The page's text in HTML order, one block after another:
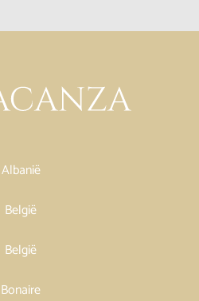
Albanië
België
België
Bonaire